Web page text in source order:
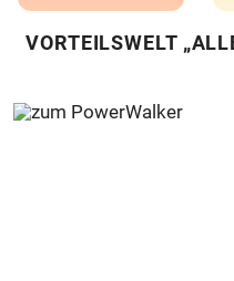
VORTEILSWELT